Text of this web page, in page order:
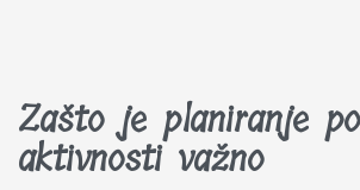
Zašto je planiranje
aktivnosti važno